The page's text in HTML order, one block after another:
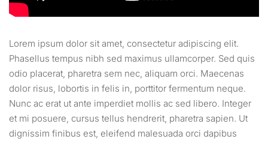
Lorem ipsum dolor sit amet, consectetur adipiscing elit.
Phasellus tempus nibh sed maximus ullamcorper. Sed quis
odio placerat, pharetra sem nec, aliquam orci. Maecenas
dolor risus, lobortis in felis in, porttitor fermentum neque.
Nunc ac erat ut ante imperdiet mollis ac sed libero. Integer
et mi posuere, cursus tellus hendrerit, pharetra sapien. Ut
dignissim finibus est, eleifend malesuada orci dapibus